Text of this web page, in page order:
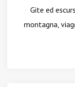
Gite ed
montagna,